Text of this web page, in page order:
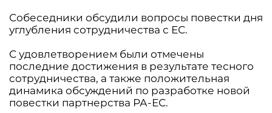
Собеседники обсудили вопросы повестки дня
углубления сотрудничества с ЕС.
С удовлетворением были отмечены
последние достижения в результате тесного
сотрудничества, а также положительная
динамика обсуждений по разработке новой
повестки партнерства РА-ЕС.